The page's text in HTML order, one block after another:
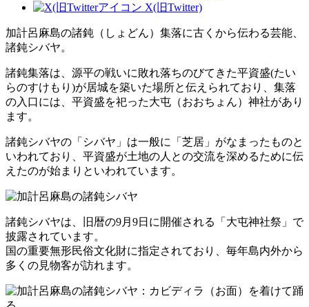
X(旧Twitter)
加計呂麻島の諸鈍（しょどん）集落に古くから伝わる芸能、
諸鈍シバヤ。
諸鈍集落は、源平の戦いに敗れ落ちのびてきた平資盛(たい
らのすけもり)が居城を築いた場所と伝えられており、集落
の入口には、平資盛を祀った大屯（おおちょん）神社があり
ます。
諸鈍シバヤの「シバヤ」は一般に「芝居」がなまったものと
いわれており、平資盛が土地の人との交流を深めるために伝
えたのが始まりといわれています。
諸鈍シバヤは、旧暦の9月9日に開催される「大屯神社祭」で
披露されています。
国の重要無形民俗文化財に指定されており、毎年島内外から
多くの見物客が訪れます。